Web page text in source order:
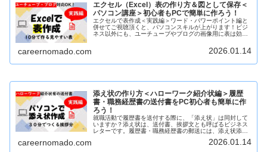
エクセル（Excel）表の作り方＆図として保存＜
パソコン講座＞初心者もPCで簡単に作ろう！
エクセルで表作成＜実践編＞ワード・パワーポイント編と
併せてご視聴頂くと、パソコンスキルが上がります！ビジ
ネス以外にも、ユーチューブやブログの画像用に表は効果
careernomado.com 2026.01.14
添え状の作り方＜ハローワーク紹介状編＞履歴
書・職務経歴書の送付書をPC初心者も簡単に作
ろう！
就職活動で履歴書を送付する際に、「添え状」は同封して
いますか？添え状は、送付書、挨拶文とも呼ばるビジネス
レターです。履歴書・職務経歴書の郵送には、添え状添付
careernomado.com 2026.01.14